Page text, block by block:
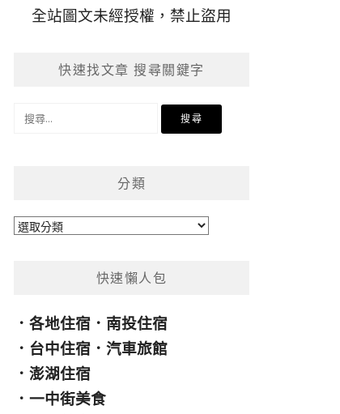
全站圖文未經授權，禁止盜用
快速找文章 搜尋關鍵字
分類
分
快速懶人包
．各地住宿 ． 南投住宿
． 台中住宿 ．汽車旅館
．澎湖住宿
．一中街美食